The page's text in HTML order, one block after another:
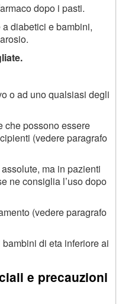
dopo i pasti.
diabetici e bambini,
o ad uno qualsiasi degli
che possono essere
(vedere paragrafo
ma in pazienti
ne consiglia l’uso dopo
(vedere paragrafo
di eta inferiore ai
e precauzioni